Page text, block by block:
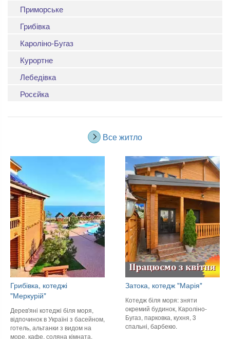
Приморське
Грибівка
Кароліно-Бугаз
Курортне
Лебедівка
Росєйка
Все житло
Грибівка, котеджі
"Меркурій"
Дерев'яні котеджі біля моря,
відпочинок в Україні з басейном,
готель, альтанки з видом на
море, кафе, соляна кімната.
Затока, котедж "Марія"
Котедж біля моря: зняти
окремий будинок, Кароліно-
Бугаз, парковка, кухня, 3
спальні, барбекю.